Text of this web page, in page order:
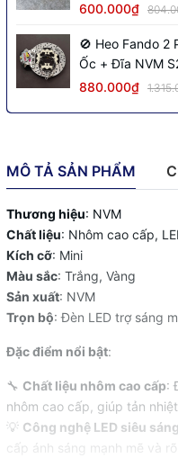
600.000₫
🚫 Heo Fando 2
Ốc + Đĩa NVM
880.000₫
MÔ TẢ SẢN PHẨM
Thương hiệu: NVM
Chất liệu: Nhôm cao cấp,
Kích cỡ: Mini
Màu sắc: Trắng, Vàng
Sản xuất: NVM
Trọn bộ: Đèn LED trợ sáng
Đặc điểm nổi bật:
🔧 Chất liệu nhôm cao cấp:
nhôm cao cấp, giúp tản
💡 Công nghệ LED siêu sáng
cấp ánh sáng mạnh mẽ và